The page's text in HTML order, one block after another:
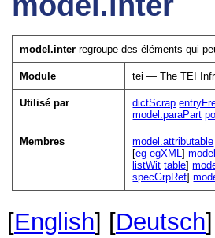
model.inter regroupe des éléments qui
Module tei — The TEI
Utilisé par dictScrap
model.paraPart
Membres model.attributable
[eg egXML]
listWit table]
specGrpRef]
[English] [Deutsch